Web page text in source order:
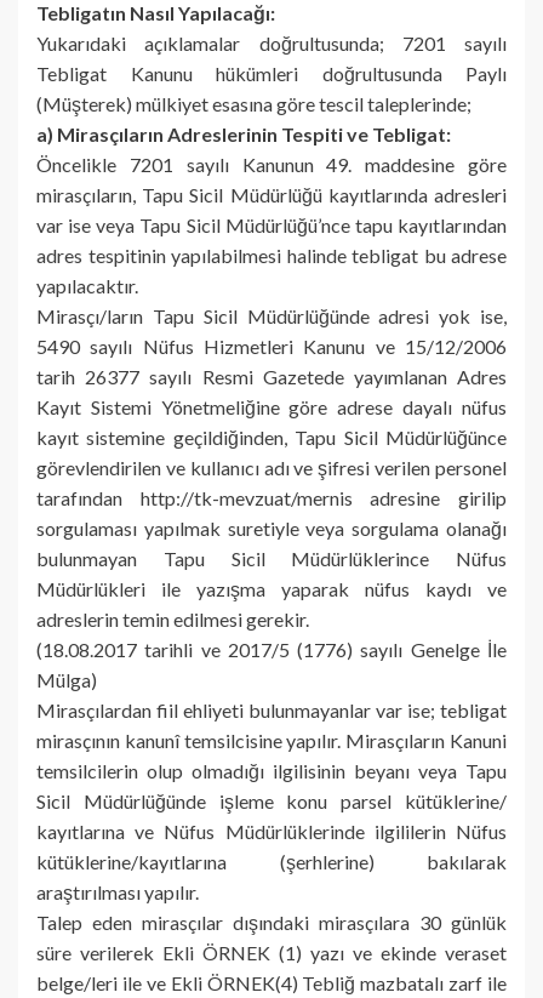
Tebligatın Nasıl Yapılacağı:
Yukarıdaki açıklamalar doğrultusunda; 7201 sayılı
Tebligat Kanunu hükümleri doğrultusunda Paylı
(Müşterek) mülkiyet esasına göre tescil taleplerinde;
a) Mirasçıların Adreslerinin Tespiti ve Tebligat:
Öncelikle 7201 sayılı Kanunun 49. maddesine göre
mirasçıların, Tapu Sicil Müdürlüğü kayıtlarında adresleri
var ise veya Tapu Sicil Müdürlüğü’nce tapu kayıtlarından
adres tespitinin yapılabilmesi halinde tebligat bu adrese
yapılacaktır.
Mirasçı/ların Tapu Sicil Müdürlüğünde adresi yok ise,
5490 sayılı Nüfus Hizmetleri Kanunu ve 15/12/2006
tarih 26377 sayılı Resmi Gazetede yayımlanan Adres
Kayıt Sistemi Yönetmeliğine göre adrese dayalı nüfus
kayıt sistemine geçildiğinden, Tapu Sicil Müdürlüğünce
görevlendirilen ve kullanıcı adı ve şifresi verilen personel
tarafından http://tk-mevzuat/mernis adresine girilip
sorgulaması yapılmak suretiyle veya sorgulama olanağı
bulunmayan Tapu Sicil Müdürlüklerince Nüfus
Müdürlükleri ile yazışma yaparak nüfus kaydı ve
adreslerin temin edilmesi gerekir.
(18.08.2017 tarihli ve 2017/5 (1776) sayılı Genelge İle
Mülga)
Mirasçılardan fiil ehliyeti bulunmayanlar var ise; tebligat
mirasçının kanunî temsilcisine yapılır. Mirasçıların Kanuni
temsilcilerin olup olmadığı ilgilisinin beyanı veya Tapu
Sicil Müdürlüğünde işleme konu parsel kütüklerine/
kayıtlarına ve Nüfus Müdürlüklerinde ilgililerin Nüfus
kütüklerine/kayıtlarına (şerhlerine) bakılarak
araştırılması yapılır.
Talep eden mirasçılar dışındaki mirasçılara 30 günlük
süre verilerek Ekli ÖRNEK (1) yazı ve ekinde veraset
belge/leri ile ve Ekli ÖRNEK(4) Tebliğ mazbatalı zarf ile